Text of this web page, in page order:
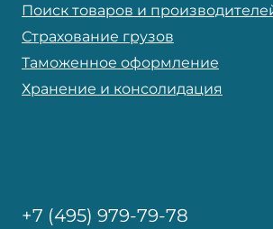
Поиск товаров и
Страхование грузов
Таможенное оформление
Хранение и консолидация
+7 (495) 979-79-78